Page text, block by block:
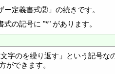
ー定義書式②」の続きです。
の記号に "*" があります。
字のを繰り返す」という記号な
ができます。